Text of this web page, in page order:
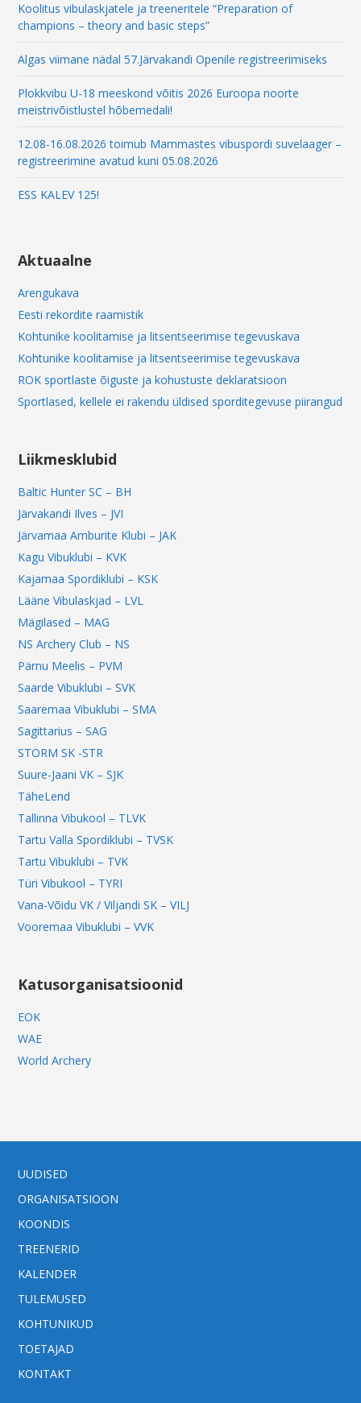
Koolitus vibulaskjatele ja treeneritele “Preparation of
champions – theory and basic steps”
Algas viimane nädal 57.Järvakandi Openile registreerimiseks
Plokkvibu U-18 meeskond võitis 2026 Euroopa noorte
meistrivõistlustel hõbemedali!
12.08-16.08.2026 toimub Mammastes vibuspordi suvelaager –
registreerimine avatud kuni 05.08.2026
ESS KALEV 125!
Aktuaalne
Arengukava
Eesti rekordite raamistik
Kohtunike koolitamise ja litsentseerimise tegevuskava
Kohtunike koolitamise ja litsentseerimise tegevuskava
ROK sportlaste õiguste ja kohustuste deklaratsioon
Sportlased, kellele ei rakendu üldised sporditegevuse piirangud
Liikmesklubid
Baltic Hunter SC – BH
Järvakandi Ilves – JVI
Järvamaa Amburite Klubi – JAK
Kagu Vibuklubi – KVK
Kajamaa Spordiklubi – KSK
Lääne Vibulaskjad – LVL
Mägilased – MAG
NS Archery Club – NS
Pärnu Meelis – PVM
Saarde Vibuklubi – SVK
Saaremaa Vibuklubi – SMA
Sagittarius – SAG
STORM SK -STR
Suure-Jaani VK – SJK
TäheLend
Tallinna Vibukool – TLVK
Tartu Valla Spordiklubi – TVSK
Tartu Vibuklubi – TVK
Türi Vibukool – TYRI
Vana-Võidu VK / Viljandi SK – VILJ
Vooremaa Vibuklubi – VVK
Katusorganisatsioonid
EOK
WAE
World Archery
UUDISED
ORGANISATSIOON
KOONDIS
TREENERID
KALENDER
TULEMUSED
KOHTUNIKUD
TOETAJAD
KONTAKT